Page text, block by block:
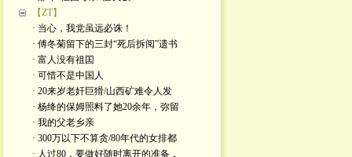
【ZT】
· 当心，我党虽远必诛！
· 傅冬菊留下的三封“死后拆阅”遗书
· 富人没有祖囯
· 可惜不是中国人
· 20来岁老奸巨猾/山西矿难令人发
· 杨绛的保姆照料了她20余年，弥留
· 我的父老乡亲
· 300万以下不算贪/80年代的女排都
· 人过80，要做好随时离开的准备，